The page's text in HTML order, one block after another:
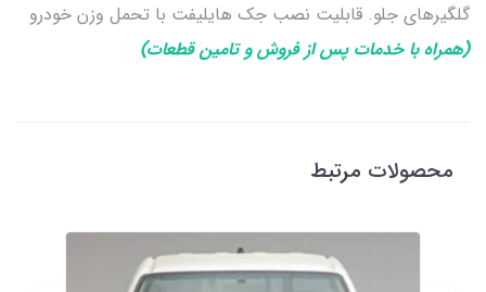
گلگیرهای جلو. قابلیت نصب جک هایلیفت با تحمل وزن خودرو
(همراه با خدمات پس از فروش و تامین قطعات)
محصولات مرتبط